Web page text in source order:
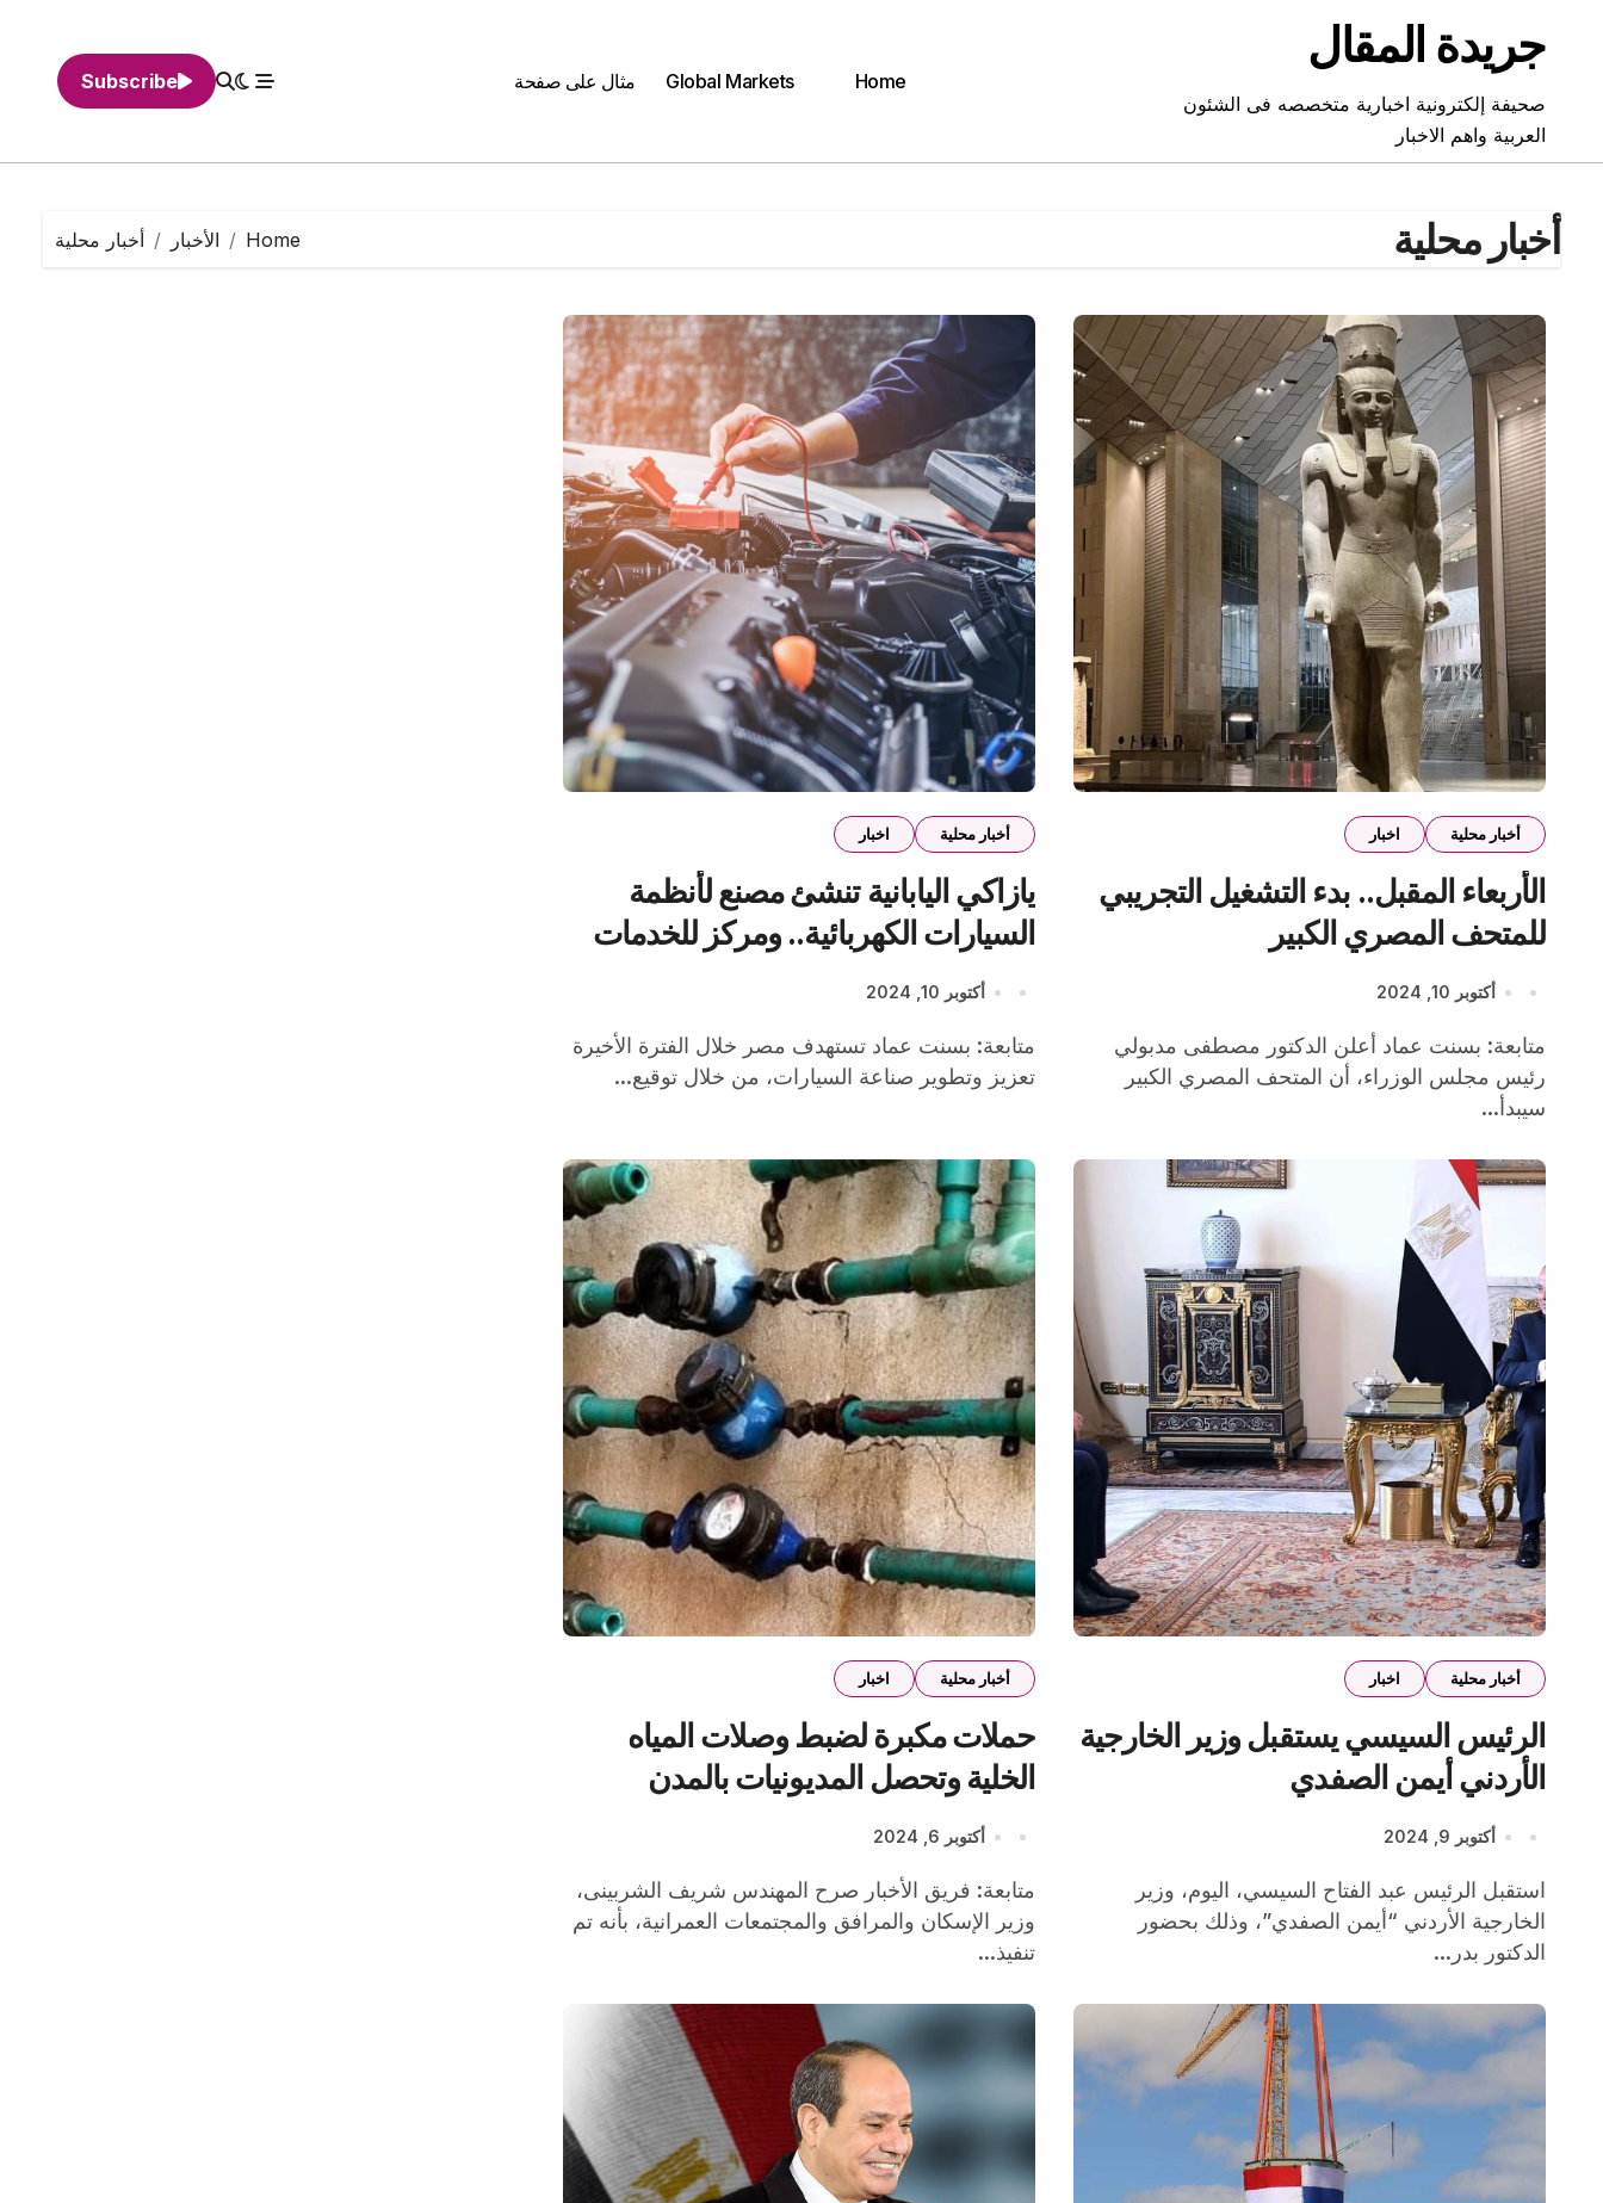
contentجريدة المقال
صحيفة إلكترونية اخبارية متخصصه فى الشئون
العربية واهم الاخبار
Home
Global Markets مثال على صفحة Subscribe
أخبار محلية Home الأخبار أخبار محلية
أخبار محلية اخبار
الأربعاء المقبل.. بدء التشغيل التجريبي
للمتحف المصري الكبير
أكتوبر 10, 2024
متابعة: بسنت عماد أعلن الدكتور مصطفى مدبولي
رئيس مجلس الوزراء، أن المتحف المصري الكبير
سيبدأ...
أخبار محلية اخبار
يازاكي اليابانية تنشئ مصنع لأنظمة
السيارات الكهربائية.. ومركز للخدمات
اللوجيستية في مصر
أكتوبر 10, 2024
متابعة: بسنت عماد تستهدف مصر خلال الفترة الأخيرة
تعزيز وتطوير صناعة السيارات، من خلال توقيع...
أخبار محلية اخبار
الرئيس السيسي يستقبل وزير الخارجية
الأردني أيمن الصفدي
أكتوبر 9, 2024
استقبل الرئيس عبد الفتاح السيسي، اليوم، وزير
الخارجية الأردني “أيمن الصفدي”، وذلك بحضور
الدكتور بدر...
أخبار محلية اخبار
حملات مكبرة لضبط وصلات المياه
الخلية وتحصل المديونيات بالمدن
الجديدة
أكتوبر 6, 2024
متابعة: فريق الأخبار صرح المهندس شريف الشربينى،
وزير الإسكان والمرافق والمجتمعات العمرانية، بأنه تم
تنفيذ...